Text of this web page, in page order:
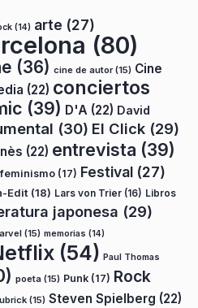
(14) arte (27)
(80)
(36) cine de autor(15) Cine
(22) conciertos
(39) D'A (22) David
(30) El Click (29)
(22) entrevista (39)
feminismo (17) Festival (27)
Edit (18) Lars von Trier (16) Libros
japonesa (29)
(15) memorias (14)
(54) Paul Thomas
poeta (15) Punk (17) Rock
(15) Steven Spielberg (22)